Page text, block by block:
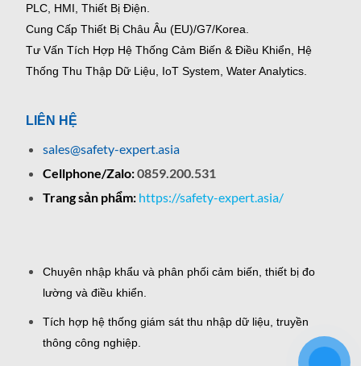
PLC, HMI, Thiết Bị Điện.
Cung Cấp Thiết Bị Châu Âu (EU)/G7/Korea.
Tư Vấn Tích Hợp Hệ Thống Cảm Biến & Điều Khiển, Hệ
Thống Thu Thập Dữ Liệu, IoT System, Water Analytics.
LIÊN HỆ
sales@safety-expert.asia
Cellphone/Zalo:0859.200.531
Trang sản phẩm: https://safety-expert.asia/
Chuyên nhập khẩu và phân phối cảm biến, thiết bị đo
lường và điều khiển.
Tích hợp hệ thống giám sát thu nhập dữ liệu, truyền
thông công nghiệp.